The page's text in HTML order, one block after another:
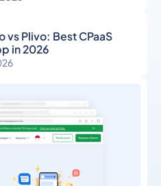
vs Plivo: Best CPaaS
in 2026